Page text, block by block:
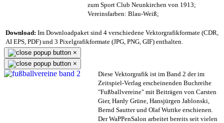
zum Sport Club Neunkirchen von 1913;
Vereinsfarben: Blau-Weiß;
Download: Im Downloadpaket sind 4 verschiedene Vektorgrafikformate (CDR,
AI EPS, PDF) und 3 Pixelgrafikformate (JPG, PNG, GIF) enthalten.
×
×
Diese Vektorgrafik ist im Band 2 der im
Zeitspiel-Verlag erscheinenden Buchreihe
"Fußballvereine" mit Beiträgen von Carsten
Gier, Hardy Grüne, Hansjürgen Jablonski,
Bernd Sautter und Olaf Wuttke erschienen.
Der WaPPenSalon arbeitet bereits seit vielen